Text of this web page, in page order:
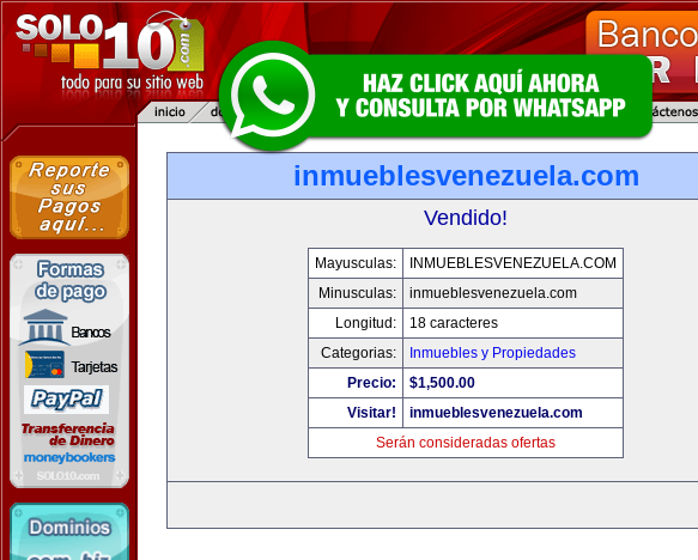
inmueblesvenezuela.com
Vendido!
Mayusculas:
INMUEBLESVENEZUELA.COM
Minusculas:
inmueblesvenezuela.com
Longitud:
18 caracteres
Categorias:
Inmuebles y Propiedades
Precio:
$1,500.00
Visitar!
inmueblesvenezuela.com
Serán consideradas ofertas